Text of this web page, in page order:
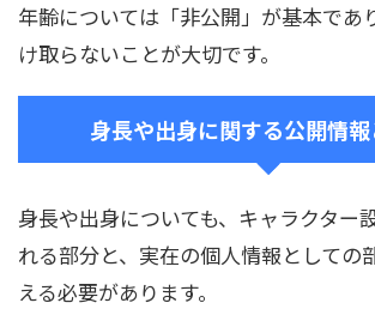
年齢については「非公開」が基本であ
け取らないことが大切です。
身長や出身に関する公開情
身長や出身についても、キャラクター
れる部分と、実在の個人情報としての
える必要があります。